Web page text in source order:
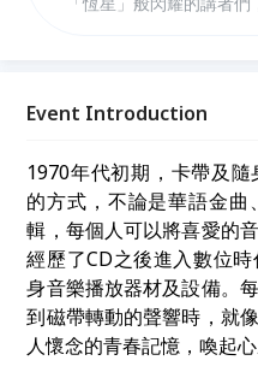
在故事中相遇，為生命注
Event Introduction
1970年代初期，卡帶及
的方式，不論是華語金
輯，每個人可以將喜愛的
經歷了CD之後進入數位
身音樂播放器材及設備。
到磁帶轉動的聲響時，就
人懷念的青春記憶，喚起心